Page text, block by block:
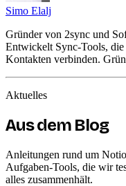
Simo Elalj
Gründer von 2sync und
Entwickelt Sync-Tools,
Kontakten verbinden.
Aktuelles
Aus dem Blog
Anleitungen rund um
Aufgaben-Tools, die wir
alles zusammenhält.